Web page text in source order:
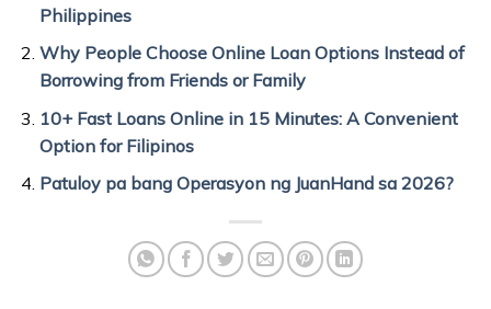
Philippines
Why People Choose Online Loan Options Instead of
Borrowing from Friends or Family
10+ Fast Loans Online in 15 Minutes: A Convenient
Option for Filipinos
Patuloy pa bang Operasyon ng JuanHand sa 2026?